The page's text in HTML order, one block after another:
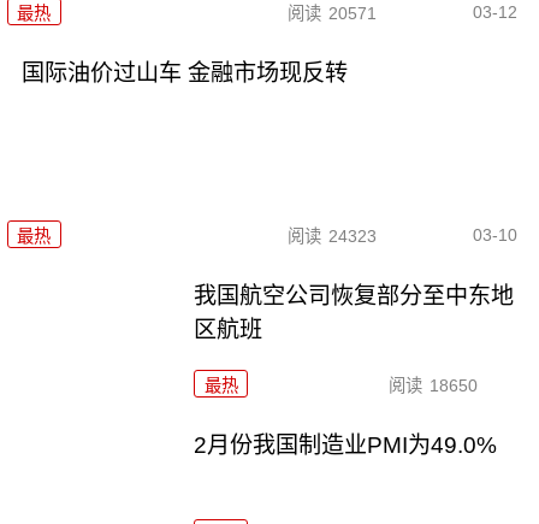
最热 阅读 20571 03-12
国际油价过山车 金融市场现反转
最热 阅读 24323 03-10
我国航空公司恢复部分至中东地
区航班
最热 阅读 18650
2月份我国制造业PMI为49.0%